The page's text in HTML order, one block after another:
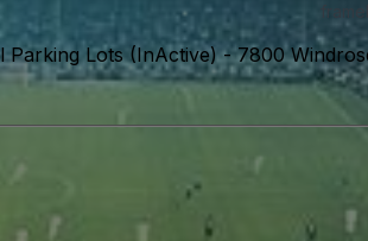
Parking Lots (InActive)-7800